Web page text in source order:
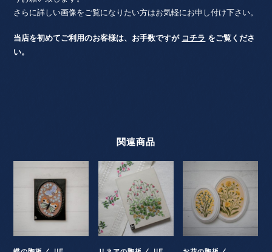
さらに詳しい画像をご覧になりたい方はお気軽にお申し付け下さい。
当店を初めてご利用のお客様は、お手数ですが コチラ をご覧くださ
い。
関連商品